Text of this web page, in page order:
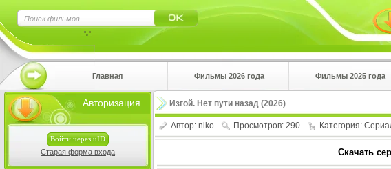
Главная Фильмы 2026 года Фильмы 2025 года
Авторизация
Войти через uID
Старая форма входа
Изгой. Нет пути назад (2026)
Автор: niko Просмотров: 290 Категория:
Скачать
Нажмите на в
!!!Если Вы с
верхнем углу!!!